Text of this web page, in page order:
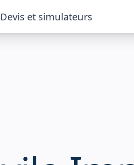
Devis et simulateurs
comptable